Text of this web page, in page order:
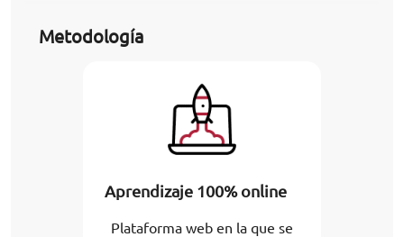
Metodología
Aprendizaje 100% online
Plataforma web en la que se